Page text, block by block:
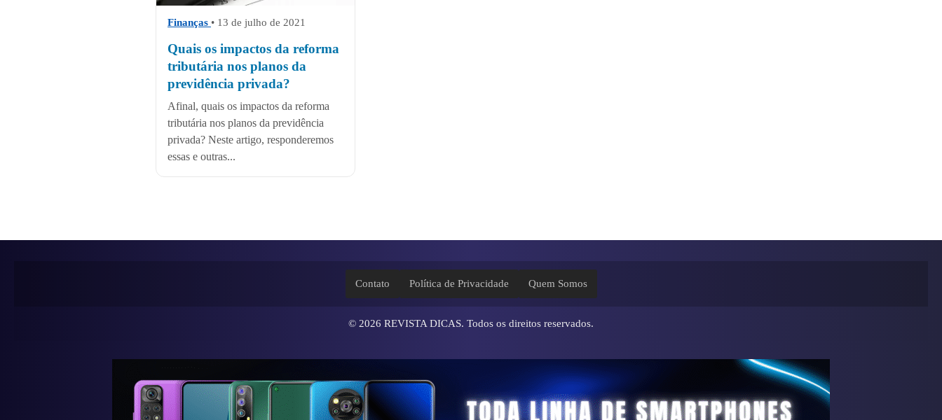
Finanças • 13 de julho de 2021
Quais os impactos da reforma
tributária nos planos da
previdência privada?
Afinal, quais os impactos da reforma
tributária nos planos da previdência
privada? Neste artigo, responderemos
essas e outras...
Contato Política de Privacidade Quem Somos
© 2026 REVISTA DICAS. Todos os direitos reservados.